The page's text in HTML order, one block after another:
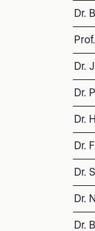
Dr.
Dr.
Dr.
Dr.
Dr.
Dr.
Dr.
Dr.